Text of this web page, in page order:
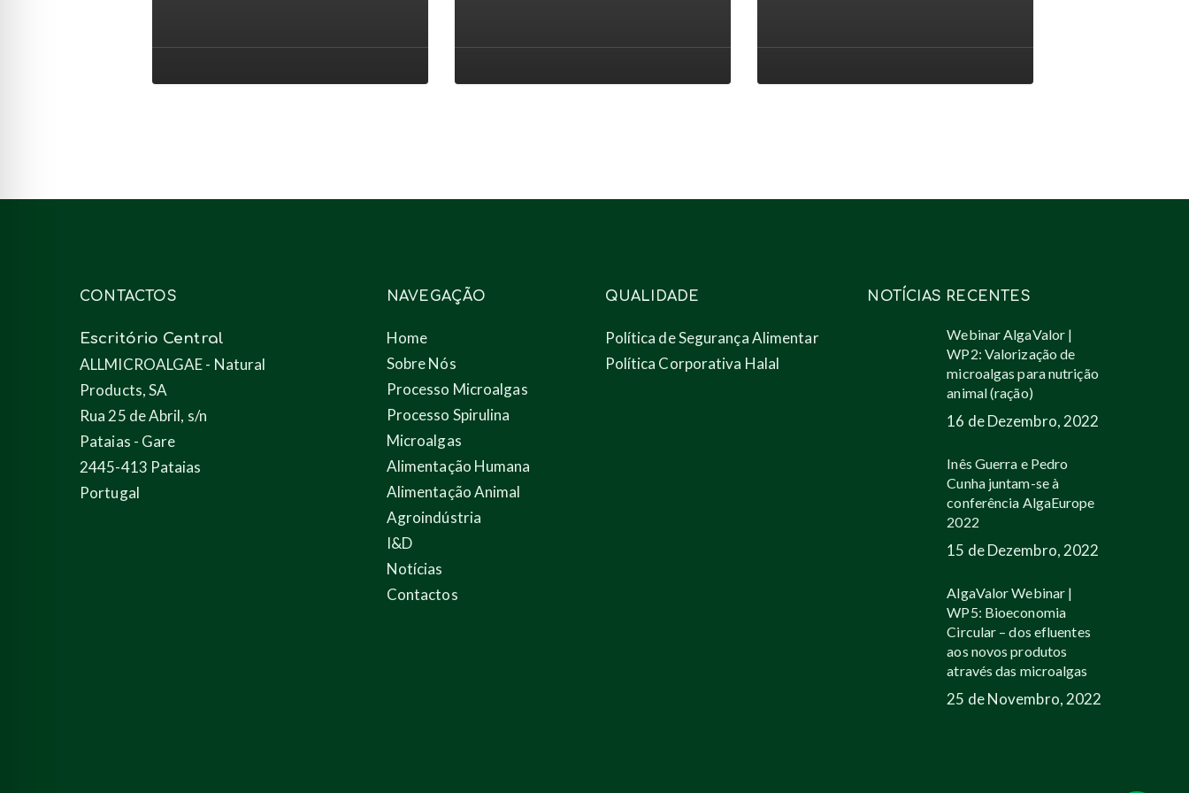
animal
AlgaEurope
aos
CONTACTOS
Escritório Central
ALLMICROALGAE - Natural
Products, SA
Rua 25 de Abril, s/n
Pataias - Gare
2445-413 Pataias
Portugal
NAVEGAÇÃO
Home
Sobre Nós
Processo Microalgas
Processo Spirulina
Microalgas
Alimentação Humana
Alimentação Animal
Agroindústria
I&D
Notícias
Contactos
QUALIDADE
Política de Segurança Alimentar
Política Corporativa Halal
NOTÍCIAS RECENTES
Webinar AlgaValor |
WP2: Valorização de
microalgas para nutrição
animal (ração)
16 de Dezembro, 2022
Inês Guerra e Pedro
Cunha juntam-se à
conferência AlgaEurope
2022
15 de Dezembro, 2022
AlgaValor Webinar |
WP5: Bioeconomia
Circular – dos efluentes
aos novos produtos
através das microalgas
25 de Novembro, 2022